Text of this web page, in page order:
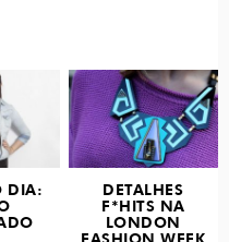
DIA:
DETALHES
F*HITS NA
LONDON